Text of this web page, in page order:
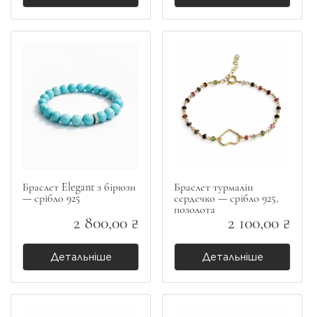
Браслет Elegant з бірюзи
— срібло 925
2 800,00 ₴
Детальніше
Браслет турмалін
сердечко — срібло 925,
позолота
2 100,00 ₴
Детальніше